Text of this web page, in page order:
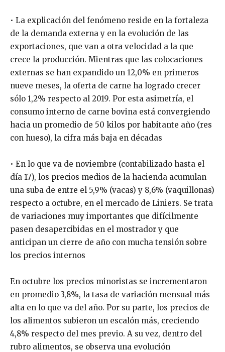
• La explicación del fenómeno reside en la fortaleza
de la demanda externa y en la evolución de las
exportaciones, que van a otra velocidad a la que
crece la producción. Mientras que las colocaciones
externas se han expandido un 12,0% en primeros
nueve meses, la oferta de carne ha logrado crecer
sólo 1,2% respecto al 2019. Por esta asimetría, el
consumo interno de carne bovina está convergiendo
hacia un promedio de 50 kilos por habitante año (res
con hueso), la cifra más baja en décadas
• En lo que va de noviembre (contabilizado hasta el
día 17), los precios medios de la hacienda acumulan
una suba de entre el 5,9% (vacas) y 8,6% (vaquillonas)
respecto a octubre, en el mercado de Liniers. Se trata
de variaciones muy importantes que difícilmente
pasen desapercibidas en el mostrador y que
anticipan un cierre de año con mucha tensión sobre
los precios internos
En octubre los precios minoristas se incrementaron
en promedio 3,8%, la tasa de variación mensual más
alta en lo que va del año. Por su parte, los precios de
los alimentos subieron un escalón más, creciendo
4,8% respecto del mes previo. A su vez, dentro del
rubro alimentos, se observa una evolución